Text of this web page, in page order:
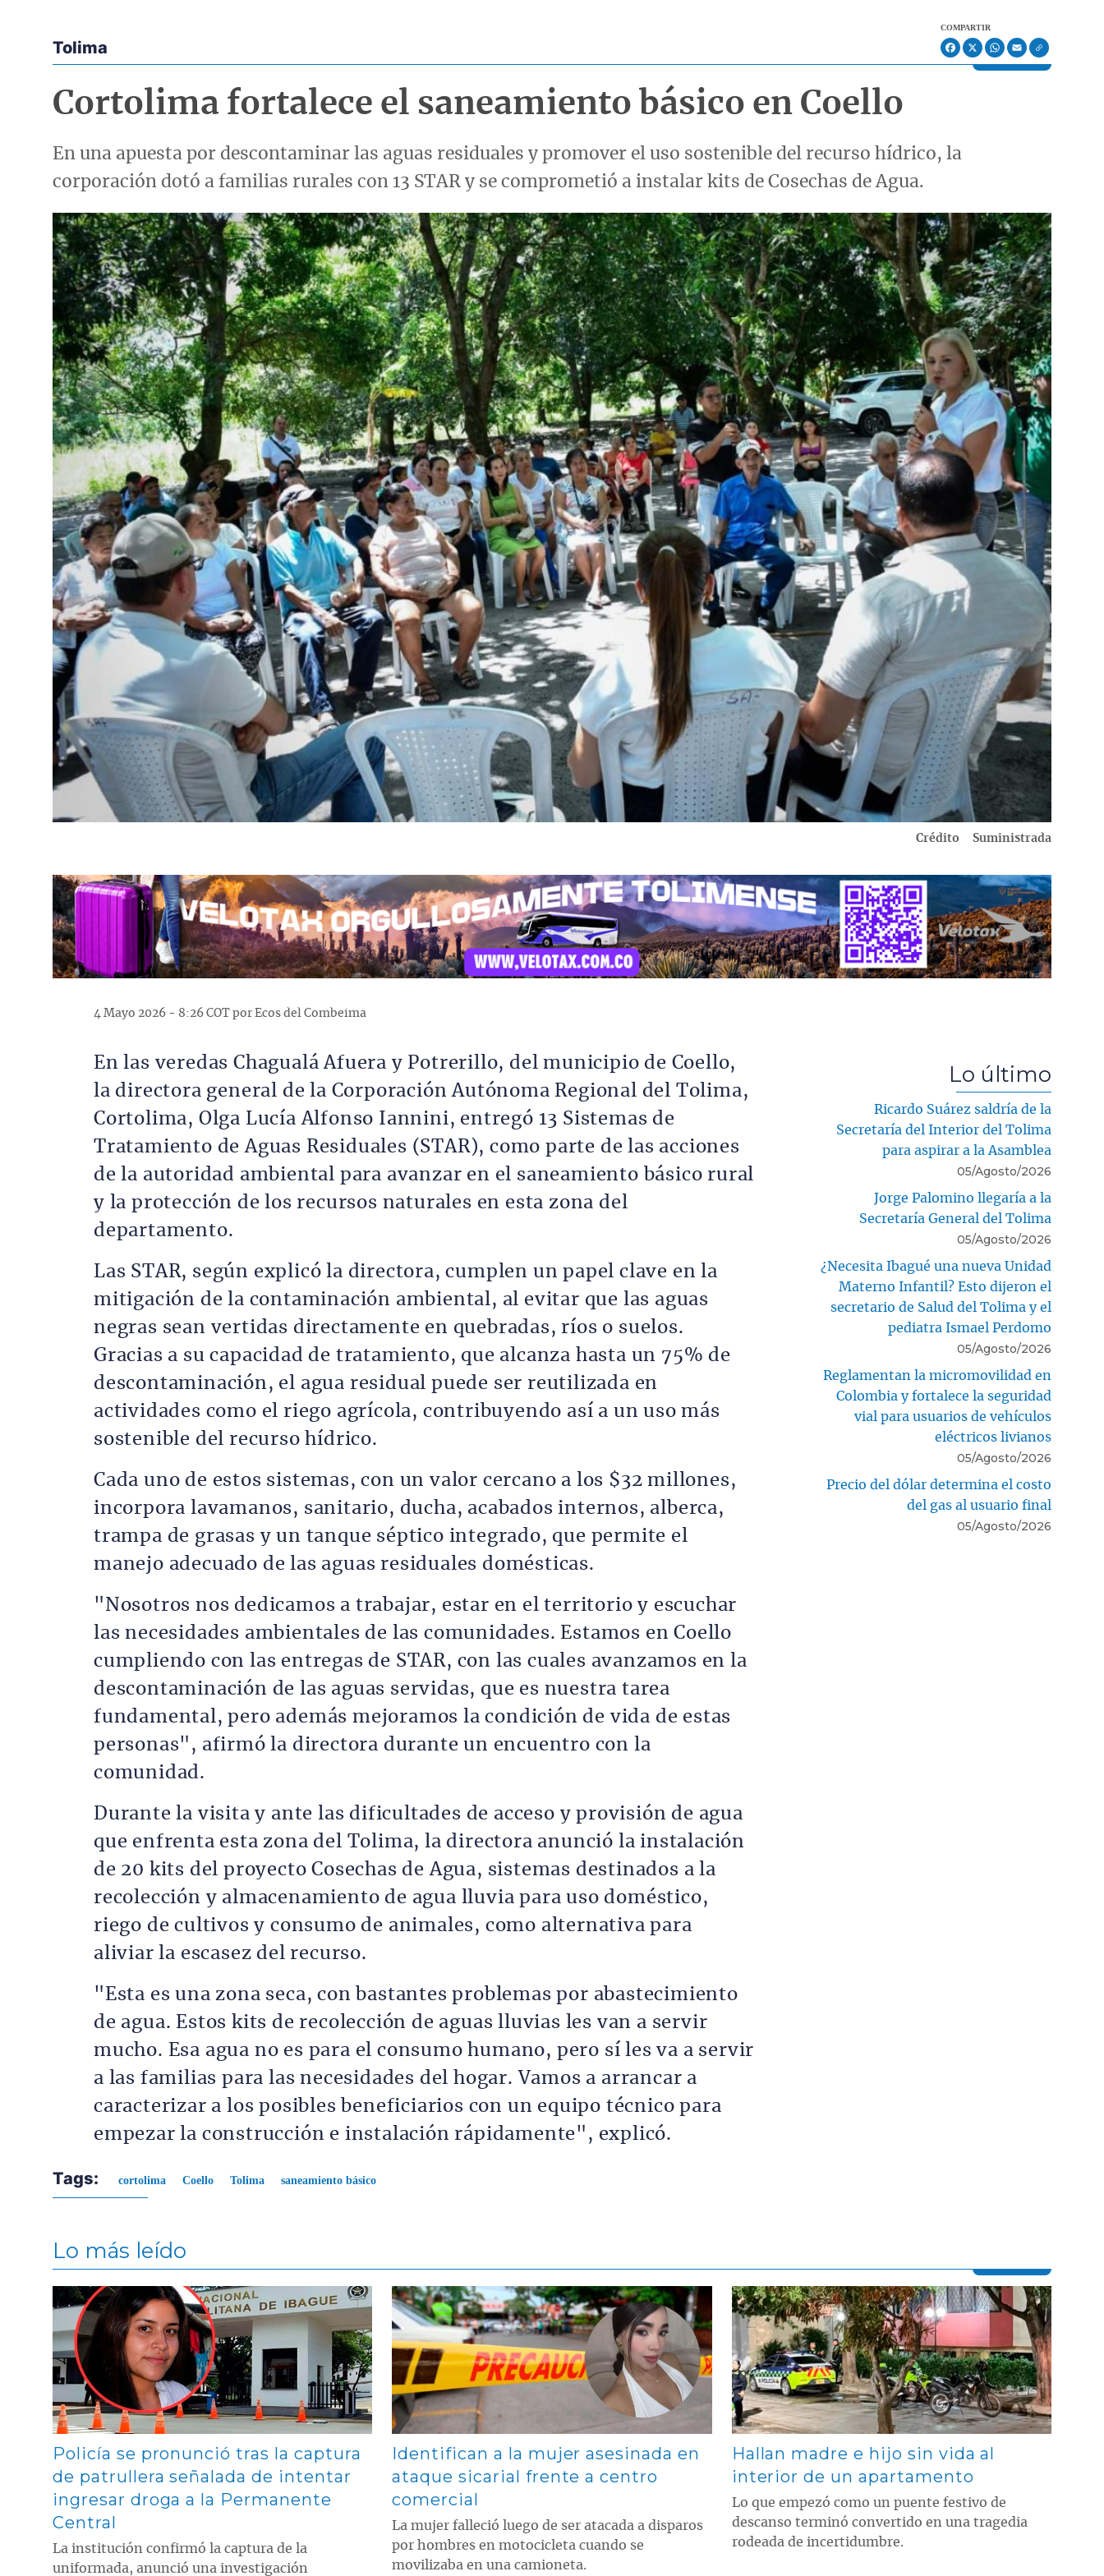
Econoticias y Eventos
Tolima
COMPARTIR
Facebook
X WhatsApp
Email
Cortolima fortalece el saneamiento básico en Coello
En una apuesta por descontaminar las aguas residuales y promover el uso sostenible del recurso hídrico, la
corporación dotó a familias rurales con 13 STAR y se comprometió a instalar kits de Cosechas de Agua.
Imagen
Crédito Suministrada
4 Mayo 2026 - 8:26 COT por Ecos del Combeima
En las veredas Chagualá Afuera y Potrerillo, del municipio de Coello,
la directora general de la Corporación Autónoma Regional del Tolima,
Cortolima, Olga Lucía Alfonso Iannini, entregó 13 Sistemas de
Tratamiento de Aguas Residuales (STAR), como parte de las acciones
de la autoridad ambiental para avanzar en el saneamiento básico rural
y la protección de los recursos naturales en esta zona del
departamento.
Las STAR, según explicó la directora, cumplen un papel clave en la
mitigación de la contaminación ambiental, al evitar que las aguas
negras sean vertidas directamente en quebradas, ríos o suelos.
Gracias a su capacidad de tratamiento, que alcanza hasta un 75% de
descontaminación, el agua residual puede ser reutilizada en
actividades como el riego agrícola, contribuyendo así a un uso más
sostenible del recurso hídrico.
Cada uno de estos sistemas, con un valor cercano a los $32 millones,
incorpora lavamanos, sanitario, ducha, acabados internos, alberca,
trampa de grasas y un tanque séptico integrado, que permite el
manejo adecuado de las aguas residuales domésticas.
"Nosotros nos dedicamos a trabajar, estar en el territorio y escuchar
las necesidades ambientales de las comunidades. Estamos en Coello
cumpliendo con las entregas de STAR, con las cuales avanzamos en la
descontaminación de las aguas servidas, que es nuestra tarea
fundamental, pero además mejoramos la condición de vida de estas
personas", afirmó la directora durante un encuentro con la
comunidad.
Durante la visita y ante las dificultades de acceso y provisión de agua
que enfrenta esta zona del Tolima, la directora anunció la instalación
de 20 kits del proyecto Cosechas de Agua, sistemas destinados a la
recolección y almacenamiento de agua lluvia para uso doméstico,
riego de cultivos y consumo de animales, como alternativa para
aliviar la escasez del recurso.
"Esta es una zona seca, con bastantes problemas por abastecimiento
de agua. Estos kits de recolección de aguas lluvias les van a servir
mucho. Esa agua no es para el consumo humano, pero sí les va a servir
a las familias para las necesidades del hogar. Vamos a arrancar a
caracterizar a los posibles beneficiarios con un equipo técnico para
empezar la construcción e instalación rápidamente", explicó.
Lo último
Ricardo Suárez saldría de la
Secretaría del Interior del Tolima
para aspirar a la Asamblea
05/Agosto/2026
Jorge Palomino llegaría a la
Secretaría General del Tolima
05/Agosto/2026
¿Necesita Ibagué una nueva Unidad
Materno Infantil? Esto dijeron el
secretario de Salud del Tolima y el
pediatra Ismael Perdomo
05/Agosto/2026
Reglamentan la micromovilidad en
Colombia y fortalece la seguridad
vial para usuarios de vehículos
eléctricos livianos
05/Agosto/2026
Precio del dólar determina el costo
del gas al usuario final
05/Agosto/2026
Tags: cortolima Coello Tolima saneamiento básico
Lo más leído
Contenido multimedia principal
Policía se pronunció tras la captura
de patrullera señalada de intentar
ingresar droga a la Permanente
Central
La institución confirmó la captura de la
uniformada, anunció una investigación
Contenido multimedia principal
Identifican a la mujer asesinada en
ataque sicarial frente a centro
comercial
La mujer falleció luego de ser atacada a disparos
por hombres en motocicleta cuando se
movilizaba en una camioneta.
Contenido multimedia principal
Hallan madre e hijo sin vida al
interior de un apartamento
Lo que empezó como un puente festivo de
descanso terminó convertido en una tragedia
rodeada de incertidumbre.